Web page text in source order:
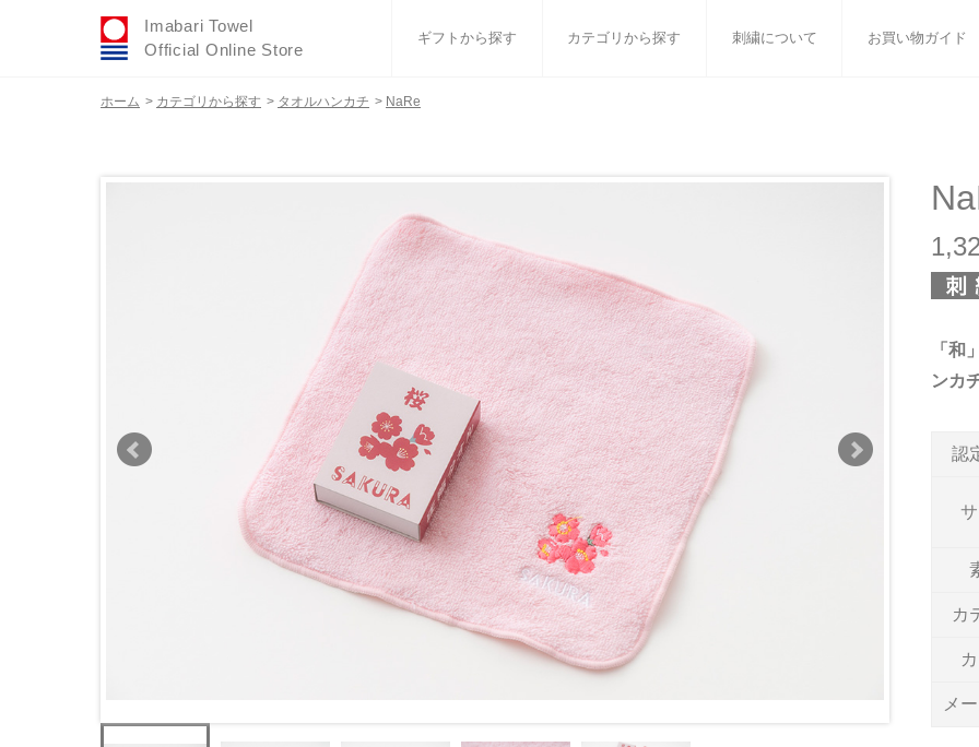
Imabari Towel
Official Online Store
ギフトから探す カテゴリから探す 刺繍について お買い物ガイド
小さなお返し・お餞別 衣類
バスグッズ
ホーム > カテゴリから探す > タオルハンカチ > NaRe
「和
ンカ
認
カ
メ